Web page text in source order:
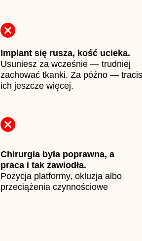
Implant się rusza, kość ucieka.
Usuniesz za wcześnie — trudniej
zachować tkanki. Za późno —
ich jeszcze więcej.
Chirurgia była poprawna, a
praca i tak zawiodła.
Pozycja platformy, okluzja albo
przeciążenia czynnościowe